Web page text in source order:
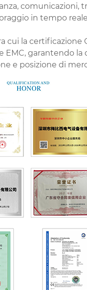
in tempo
cui la
garantendo
e posizione di